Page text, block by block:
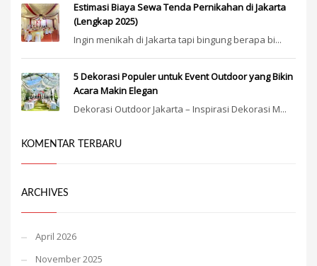
Estimasi Biaya Sewa Tenda Pernikahan di Jakarta
(Lengkap 2025)
Ingin menikah di Jakarta tapi bingung berapa bi...
5 Dekorasi Populer untuk Event Outdoor yang Bikin
Acara Makin Elegan
Dekorasi Outdoor Jakarta – Inspirasi Dekorasi M...
KOMENTAR TERBARU
ARCHIVES
April 2026
November 2025